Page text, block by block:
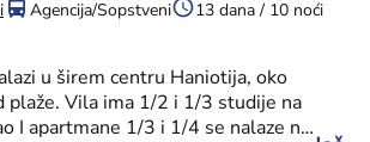
Agencija/Sopstveni 13 dana / 10 noći
u širem centru Haniotija, oko
plaže. Vila ima 1/2 i 1/3 studije na
I apartmane 1/3 i 1/4 se nalaze na